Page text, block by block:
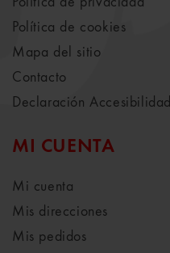
Política de cookies
Mapa del sitio
Contacto
Declaración Accesibilidad
MI CUENTA
Mi cuenta
Mis direcciones
Mis pedidos